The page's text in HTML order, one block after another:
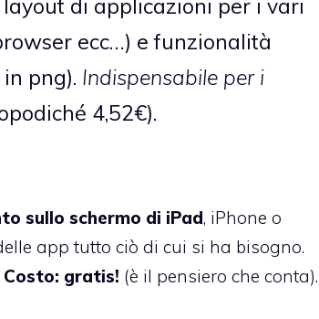
di applicazioni per i vari
ecc…) e funzionalità
png). Indispensabile per i
4,52€).
sullo schermo di iPad, iPhone o
app tutto ciò di cui si ha bisogno.
Costo: gratis! (è il pensiero che conta).